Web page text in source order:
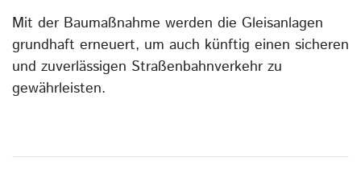
Mit der Baumaßnahme werden die Gleisanlagen
grundhaft erneuert, um auch künftig einen sicheren
und zuverlässigen Straßenbahnverkehr zu
gewährleisten.